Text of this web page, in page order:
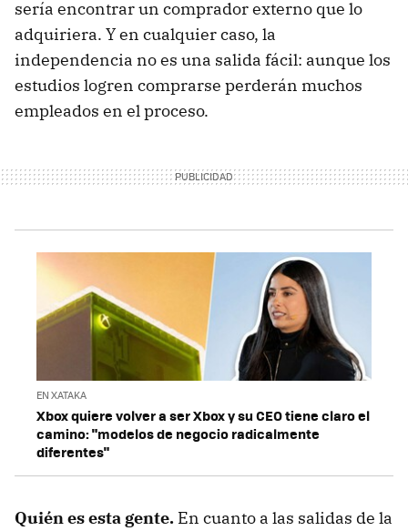
sería encontrar un comprador externo que lo
adquiriera. Y en cualquier caso, la
independencia no es una salida fácil: aunque los
estudios logren comprarse perderán muchos
empleados en el proceso.
EN XATAKA
Xbox quiere volver a ser Xbox y su CEO tiene claro el
camino: "modelos de negocio radicalmente
diferentes"
Quién es esta gente. En cuanto a las salidas de la